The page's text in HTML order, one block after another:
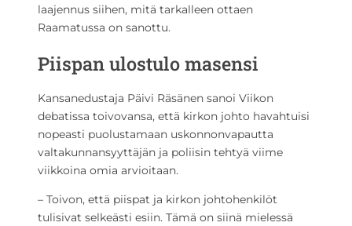
laajennus siihen, mitä tarkalleen ottaen
Raamatussa on sanottu.
Piispan ulostulo masensi
Kansanedustaja Päivi Räsänen sanoi Viikon
debatissa toivovansa, että kirkon johto havahtuisi
nopeasti puolustamaan uskonnonvapautta
valtakunnansyyttäjän ja poliisin tehtyä viime
viikkoina omia arvioitaan.
– Toivon, että piispat ja kirkon johtohenkilöt
tulisivat selkeästi esiin. Tämä on siinä mielessä